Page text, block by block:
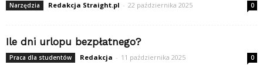
Narzędzia Redakcja Straight.pl - 22 października 2025 0
Ile dni urlopu bezpłatnego?
Praca dla studentów Redakcja - 11 października 2025 0